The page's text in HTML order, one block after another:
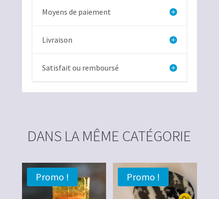
Moyens de paiement
Livraison
Satisfait ou remboursé
DANS LA MÊME CATÉGORIE
Promo ! Promo !